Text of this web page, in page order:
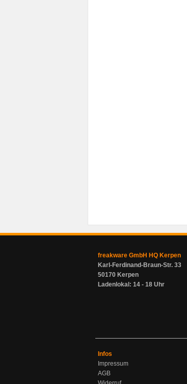
freakware GmbH HQ Kerpen
Karl-Ferdinand-Braun-Str. 33
50170 Kerpen
Ladenlokal: 14 - 18 Uhr
Infos
Impressum
AGB